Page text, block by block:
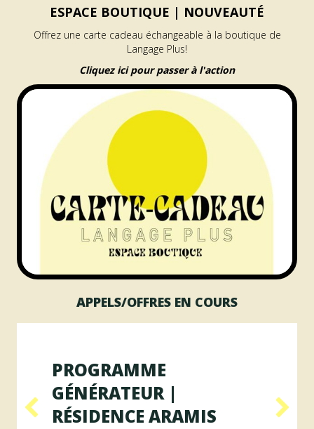
ESPACE BOUTIQUE | NOUVEAUTÉ
Offrez une carte cadeau échangeable à la boutique de
Langage Plus!
Cliquez ici pour passer à l'action
APPELS/OFFRES EN COURS
PROGRAMME
GÉNÉRATEUR |
RÉSIDENCE ARAMIS